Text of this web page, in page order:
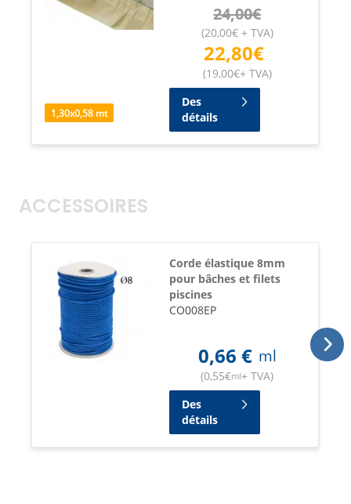
1,30x0,58 mt
24,00€
(20,00€+ TVA)
22,80€
(19,00€+ TVA)
Des
détails
ACCESSOIRES
Corde élastique 8mm
pour bâches et filets
piscines
CO008EP
0,66 € ml
(0,55€ml+ TVA)
Des
détails